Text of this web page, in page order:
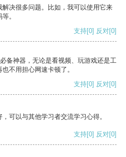
决很多问题。比如，我可以使用它来
。
支持[0] 反对[0]
备神器，无论是看视频、玩游戏还是工
不用担心网速卡顿了。
支持[0] 反对[0]
可以与其他学习者交流学习心得。
支持[0] 反对[0]